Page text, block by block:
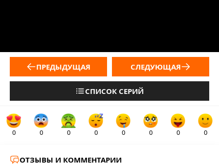
ПРЕДЫДУЩАЯ
СПИСОК СЕРИЙ
СЛЕДУЮЩАЯ
0 0 0 0 0 0 0 0
ОТЗЫВЫ И КОММЕНТАРИИ